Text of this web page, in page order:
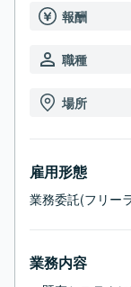
報酬
職種
場所
雇用形態
業務委託(フリー
業務内容